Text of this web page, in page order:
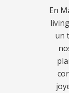
En
un